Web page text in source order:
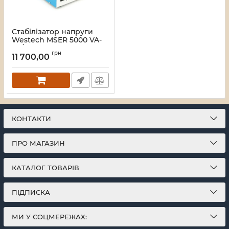
Стабілізатор напруги
Westech MSER 5000 VA-
V2/3750W однофазний,
сервопривід, монтажу
діапазон 130-260V,
AC230±3%, 2*Shuko,
Артикул:46149
11 700,00 грн
КОНТАКТИ
ПРО МАГАЗИН
КАТАЛОГ ТОВАРІВ
ПІДПИСКА
МИ У СОЦМЕРЕЖАХ: